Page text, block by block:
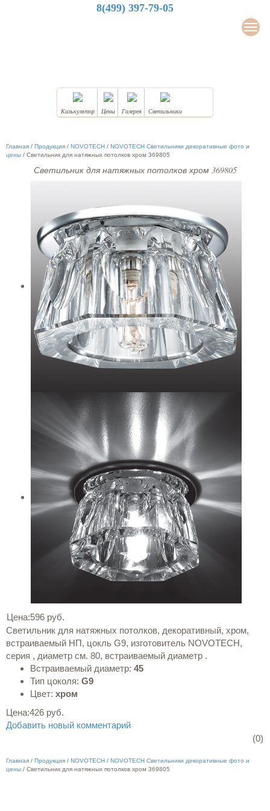
8(499) 397-79-05
Калькулятор Цены Галерея Светильники
Главная / Продукция / NOVOTECH / NOVOTECH Светильники декоративные фото и
цены / Светильник для натяжных потолков хром 369805
Светильник для натяжных потолков хром 369805
Цена:596 руб.
Светильник для натяжных потолков, декоративный, хром,
встраиваемый НП, цокль G9, изготовитель NOVOTECH,
серия , диаметр см. 80, встраиваемый диаметр .
Встраиваемый диаметр: 45
Тип цоколя: G9
Цвет: хром
Цена:426 руб.
Добавить новый комментарий
(0)
Главная / Продукция / NOVOTECH / NOVOTECH Светильники декоративные фото и
цены / Светильник для натяжных потолков хром 369805